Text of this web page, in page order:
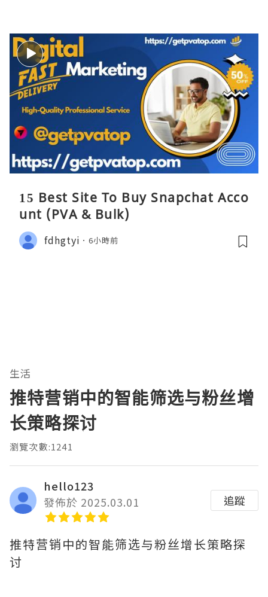
15 Best Site To Buy Snapchat Acco
unt (PVA & Bulk)
fdhgtyi 6小時前
生活
推特营销中的智能筛选与粉丝增
长策略探讨
瀏覽次數:1241
hello123
發佈於 2025.03.01
追蹤
推特营销中的智能筛选与粉丝增长策略探
讨